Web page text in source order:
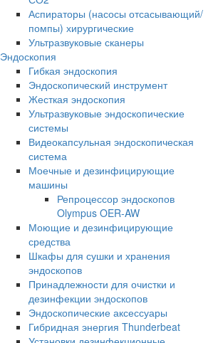
Аспираторы (насосы отсасывающий/
помпы) хирургические
Ультразвуковые сканеры
Эндоскопия
Гибкая эндоскопия
Эндоскопический инструмент
Жесткая эндоскопия
Ультразвуковые эндоскопические
системы
Видеокапсульная эндоскопическая
система
Моечные и дезинфицирующие
машины
Репроцессор эндоскопов
Olympus OER-AW
Моющие и дезинфицирующие
средства
Шкафы для сушки и хранения
эндоскопов
Принадлежности для очистки и
дезинфекции эндоскопов
Эндоскопические аксессуары
Гибридная энергия Thunderbeat